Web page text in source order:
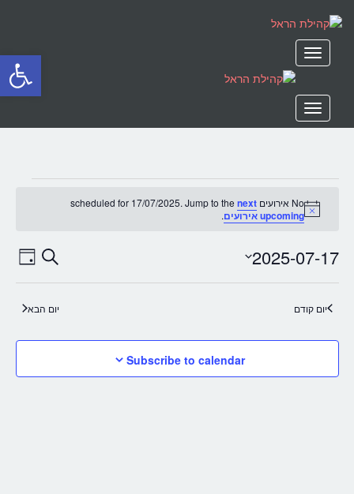
תפריט
תפריט
אירועים
FOR
17/07/2025
Notice
No אירועים scheduled for 17/07/2025. Jump to the
next
upcoming אירועים
.
אירועים
Search
and
Views
חיפוש
Day 2025-07-17
יום קודם יום הבא
Subscribe to calendar
פתח